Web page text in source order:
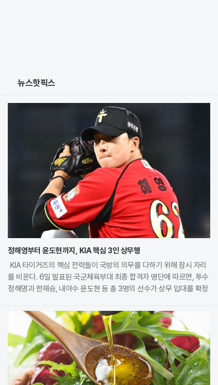
뉴스핫픽스
정해영부터 윤도현까지, KIA 핵심 3인 상무행
KIA 타이거즈의 핵심 전력들이 국방의 의무를 다하기 위해 잠시 자리
를 비운다. 6일 발표된 국군체육부대 최종 합격자 명단에 따르면, 투수
정해영과 한재승, 내야수 윤도현 등 총 3명의 선수가 상무 입대를 확정
을 보였으나, 최종적으로 구단과